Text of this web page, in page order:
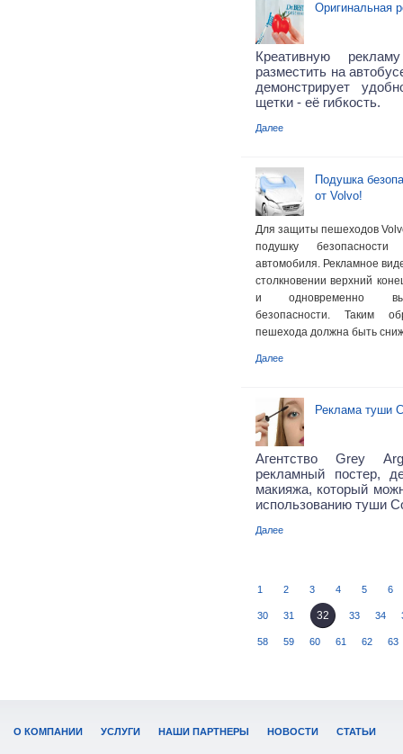
Оригинальная
Креативную
разместить на
демонстрирует
щетки - её гибкость.
Далее
Подушка
от Volvo!
Для защиты пешеходов
подушку
автомобиля. Рекламное
столкновении верхний
и одновременно
безопасности. Таким
пешехода должна быть
Далее
Реклама туши
Агентство Grey
рекламный постер,
макияжа, который
использованию туши
Далее
1 2 3 4 5 6
30 31 32 33 34
58 59 60 61 62 63
О КОМПАНИИ УСЛУГИ НАШИ ПАРТНЕРЫ НОВОСТИ СТАТЬИ